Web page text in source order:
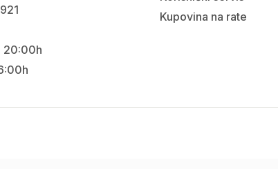
20:00h
Kupovina na rate